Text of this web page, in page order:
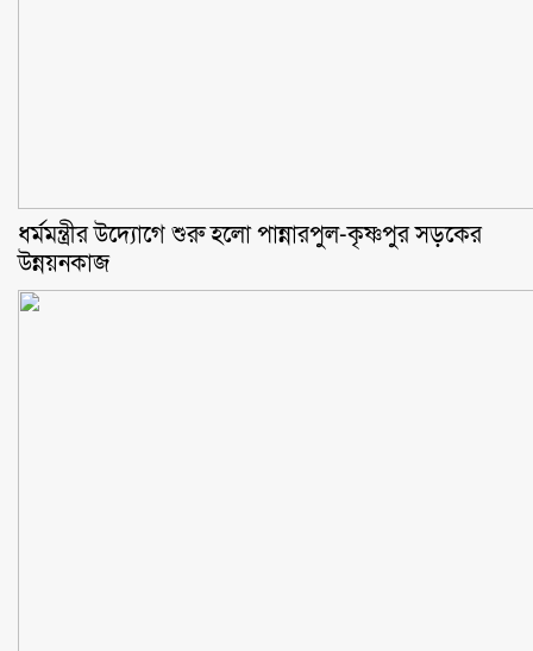
ধর্মমন্ত্রীর উদ্যোগে শুরু হলো পান্নারপুল-কৃষ্ণপুর সড়কের
উন্নয়নকাজ